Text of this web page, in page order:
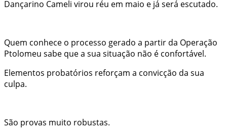
Dançarino Cameli virou réu em maio e já será escutado.
Quem conhece o processo gerado a partir da Operação
Ptolomeu sabe que a sua situação não é confortável.
Elementos probatórios reforçam a convicção da sua
culpa.
São provas muito robustas.